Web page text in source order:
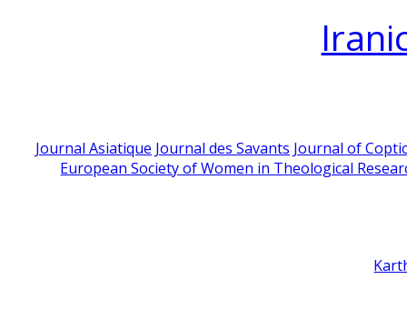
Journal Asiatique Journal des Savants Journal of
European Society of Women in Theological